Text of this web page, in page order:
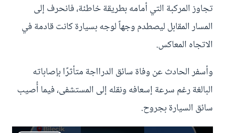
تجاوز المركبة التي أمامه بطريقة خاطئة، فانحرف إلى
المسار المقابل ليصطدم وجهاً لوجه بسيارة كانت قادمة في
الاتجاه المعاكس.
وأسفر الحادث عن وفاة سائق الدرااجة متأثرًا بإصاباته
البالغة رغم سرعة إسعافه ونقله إلى المستشفى، فيما أُصيب
سائق السيارة بجروح.